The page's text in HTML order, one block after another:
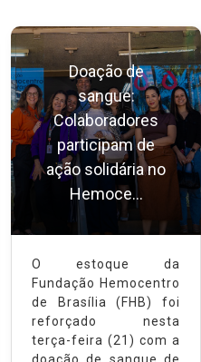
Doação de
sangue:
Colaboradores
participam de
ação solidária no
Hemoce...
O estoque da
Fundação Hemocentro
de Brasília (FHB) foi
reforçado nesta
terça-feira (21) com a